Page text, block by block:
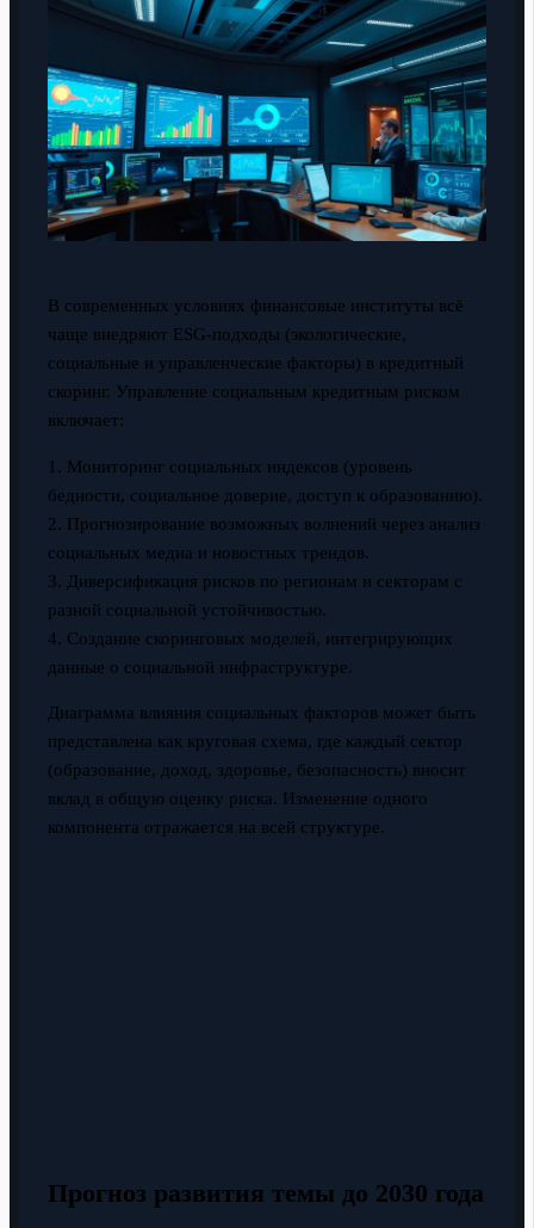
В современных условиях финансовые институты всё
чаще внедряют ESG-подходы (экологические,
социальные и управленческие факторы) в кредитный
скоринг. Управление социальным кредитным риском
включает:
1. Мониторинг социальных индексов (уровень
бедности, социальное доверие, доступ к образованию).
2. Прогнозирование возможных волнений через анализ
социальных медиа и новостных трендов.
3. Диверсификация рисков по регионам и секторам с
разной социальной устойчивостью.
4. Создание скоринговых моделей, интегрирующих
данные о социальной инфраструктуре.
Диаграмма влияния социальных факторов может быть
представлена как круговая схема, где каждый сектор
(образование, доход, здоровье, безопасность) вносит
вклад в общую оценку риска. Изменение одного
компонента отражается на всей структуре.
Прогноз развития темы до 2030 года